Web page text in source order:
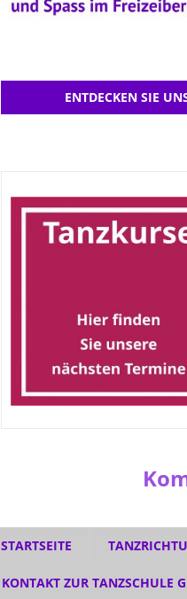
ENTDECKEN SIE
STARTSEITE
KONTAKT ZUR TANZSCHULE